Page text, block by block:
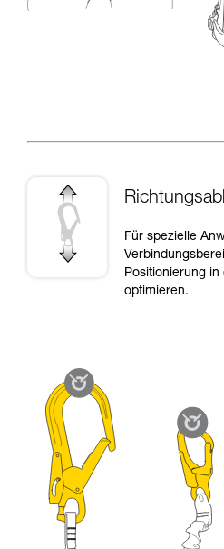
Für spezielle
Positionierung
optimieren.